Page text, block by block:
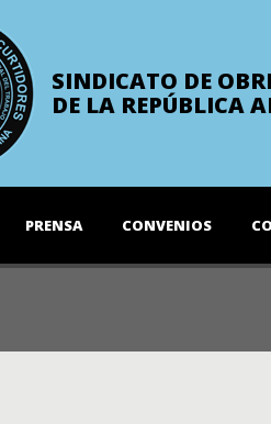
SINDICATO DE
DE LA REPÚBLICA
PRENSA CONVENIOS